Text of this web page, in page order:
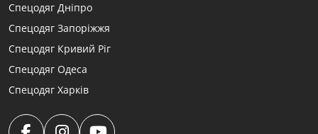
Спецодяг Дніпро
Спецодяг Запоріжжя
Спецодяг Кривий Ріг
Спецодяг Одеса
Спецодяг Харків